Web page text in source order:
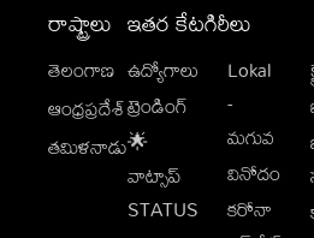
రాష్ట్రాలు
తెలంగాణ
ఆంధ్రప్రదేశ్
తమిళనాడు
ఇతర కేటగిరీలు
ఉద్యోగాలు
ట్రెండింగ్
🌟
వాట్సాప్
STATUS
Lokal
-
మగువ
వినోదం
కరోనా